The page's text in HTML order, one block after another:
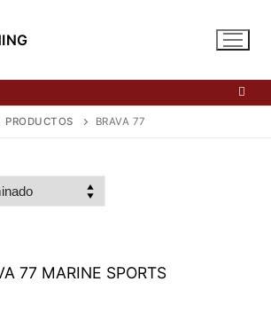
PRODUCTOS BRAVA 77
77 MARINE SPORTS